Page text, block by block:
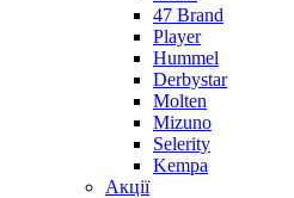
47 Brand
Player
Hummel
Derbystar
Molten
Mizuno
Selerity
Kempa
Акції